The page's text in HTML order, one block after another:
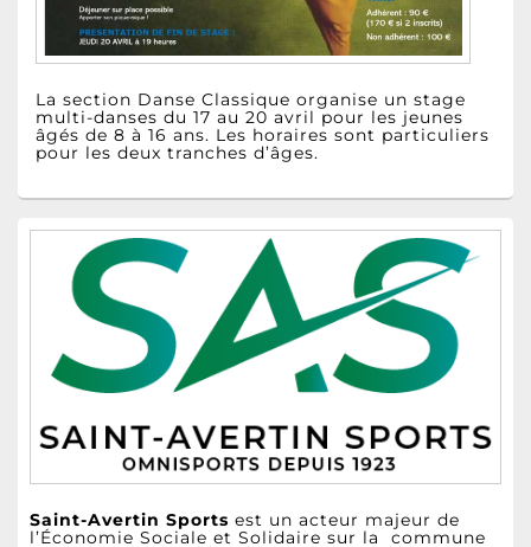
La section Danse Classique organise un stage
multi-danses du 17 au 20 avril pour les jeunes
âgés de 8 à 16 ans. Les horaires sont particuliers
pour les deux tranches d’âges.
Zone
principale
latérale
Saint-Avertin Sports est un acteur majeur de
l’Économie Sociale et Solidaire sur la commune